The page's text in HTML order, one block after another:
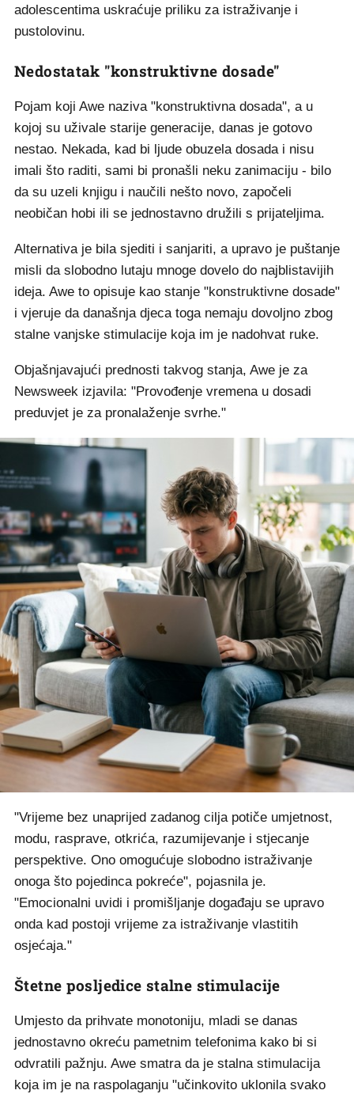
adolescentima uskraćuje priliku za istraživanje i
pustolovinu.
Nedostatak "konstruktivne dosade"
Pojam koji Awe naziva "konstruktivna dosada", a u
kojoj su uživale starije generacije, danas je gotovo
nestao. Nekada, kad bi ljude obuzela dosada i nisu
imali što raditi, sami bi pronašli neku zanimaciju - bilo
da su uzeli knjigu i naučili nešto novo, započeli
neobičan hobi ili se jednostavno družili s prijateljima.
Alternativa je bila sjediti i sanjariti, a upravo je puštanje
misli da slobodno lutaju mnoge dovelo do najblistavijih
ideja. Awe to opisuje kao stanje "konstruktivne dosade"
i vjeruje da današnja djeca toga nemaju dovoljno zbog
stalne vanjske stimulacije koja im je nadohvat ruke.
Objašnjavajući prednosti takvog stanja, Awe je za
Newsweek izjavila: "Provođenje vremena u dosadi
preduvjet je za pronalaženje svrhe."
"Vrijeme bez unaprijed zadanog cilja potiče umjetnost,
modu, rasprave, otkrića, razumijevanje i stjecanje
perspektive. Ono omogućuje slobodno istraživanje
onoga što pojedinca pokreće", pojasnila je.
"Emocionalni uvidi i promišljanje događaju se upravo
onda kad postoji vrijeme za istraživanje vlastitih
osjećaja."
Štetne posljedice stalne stimulacije
Umjesto da prihvate monotoniju, mladi se danas
jednostavno okreću pametnim telefonima kako bi si
odvratili pažnju. Awe smatra da je stalna stimulacija
koja im je na raspolaganju "učinkovito uklonila svako